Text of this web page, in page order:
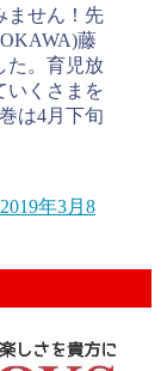
ません！先
藤
た。育児放
いくさまを
は4月下旬
2019年3月8